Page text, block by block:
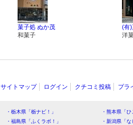
菓子処 ぬか茂
和菓子
(有
洋
サイトマップ ログイン クチコミ投稿 プラ
・栃木県「栃ナビ！」
・熊本県「
・福島県「ふくラボ！」
・新潟県「